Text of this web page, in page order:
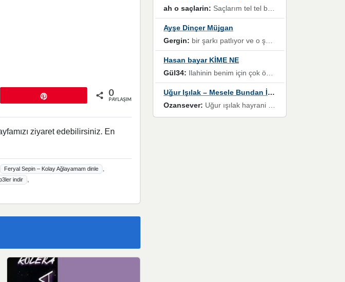
0
PAYLAŞIMLAR
ziyaret edebilirsiniz. En
Feryal Sepin – Kolay Ağlayamam dinle ,
indir ,
ah o saçlarin: Saçlarım tel tel beyazlıyor beyazlagına degil yanımda sen yoksun ona üzülüyorum günler bir bir geçiyor geçen günlere değil sensiz geçen günlere darılıyorum,Dinledikce asla kavusamayacagim ama asla unutamicagim sevdiğim adam için yanar içim
Ayşe Dinçer Müjgan
Gergin: bir şarkı patlıyor ve o şarkıyı millet her paylaşımın altına koyuyor ve öyle bir durum hal alıyor ki şarkıyı dinlemeden şarkıdan bikıyorsun Ama bu enteresan bir şekilde dillere dolanıyor millet olarak seviyoruz dertlerle boğuşurken bir yandan da göbek atmayi))) diyeceklerim bu kadar güzel hoş bir sayfa emeğinize sağlık arkadaşlar kolay gelsin
Hasan bayar KİME NE
Gül34: Ilahinin benim için çok özel bir yeri var İlk çıktığında komşum ne kadar yüksek sesle dinliyorsa orada duymuştum ve YouTube'dan aratıp Bu ilahiyi bulmuştum ve sonra müdavimi oldum günlük Ben de 3-5 kere dinleyip ezberleyip artık ilahiye bende eşlik ediyorum yüksek sesle Allah razı olsun hizmet nimettir Rabbim sizin zahmetlerinize de hayırlı nimetler versin Selam ve dua ile Allah'a emanet olun
Uğur Işılak – Mesele Bundan İbaret
Ozansever: Uğur ışılak hayrani olarak eski yeni tüm eserlerini keyifle huzurla dinleyenlerden birisiyim, emeğine saygı duyan gönül veren bunu en güzel şekilde sevenlerine ulaştıran siz değerli sayfa yöneticilerine de teşekkür ederim